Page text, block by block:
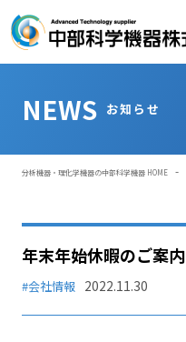
NEWS お知らせ
分析機器・理化学機器の中部科学機器 HOME -
年末年始休暇のご案内
#会社情報 2022.11.30